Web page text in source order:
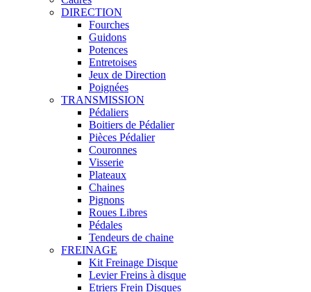
DIRECTION
Fourches
Guidons
Potences
Entretoises
Jeux de Direction
Poignées
TRANSMISSION
Pédaliers
Boitiers de Pédalier
Pièces Pédalier
Couronnes
Visserie
Plateaux
Chaines
Pignons
Roues Libres
Pédales
Tendeurs de chaine
FREINAGE
Kit Freinage Disque
Levier Freins à disque
Etriers Frein Disques